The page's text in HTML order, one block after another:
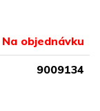
Na objednávku
9009134